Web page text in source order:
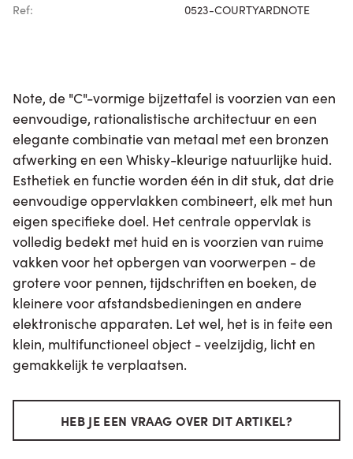
Ref: 0523-COURTYARDNOTE
Note, de "C"-vormige bijzettafel is voorzien van een
eenvoudige, rationalistische architectuur en een
elegante combinatie van metaal met een bronzen
afwerking en een Whisky-kleurige natuurlijke huid.
Esthetiek en functie worden één in dit stuk, dat drie
eenvoudige oppervlakken combineert, elk met hun
eigen specifieke doel. Het centrale oppervlak is
volledig bedekt met huid en is voorzien van ruime
vakken voor het opbergen van voorwerpen - de
grotere voor pennen, tijdschriften en boeken, de
kleinere voor afstandsbedieningen en andere
elektronische apparaten. Let wel, het is in feite een
klein, multifunctioneel object - veelzijdig, licht en
gemakkelijk te verplaatsen.
HEB JE EEN VRAAG OVER DIT ARTIKEL?